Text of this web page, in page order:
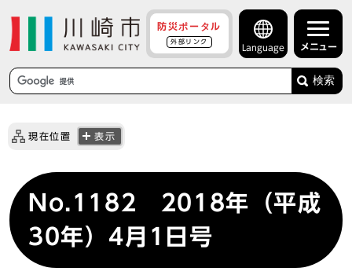
防災ポータル
外部リンク
Language メニュー
検索
現在位置 表示
No.1182 2018年（平成
30年）4月1日号